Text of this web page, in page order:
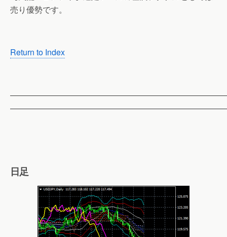
売り優勢です。
Return to Index
日足